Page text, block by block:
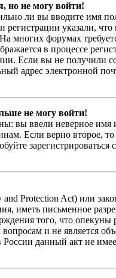
но не могу войти!
ли вы вводите имя
указали,
многих форумах
в процессе
Если вы не получили
адрес электронной
не могу войти!
вы ввели неверное имя
Если верно второе,
зарегистрироваться
Protection Act) или
иметь письменное
того, что
и не является
данный акт не